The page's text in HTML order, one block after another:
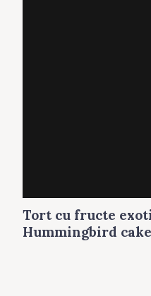
Tort cu fructe
Hummingbird cake